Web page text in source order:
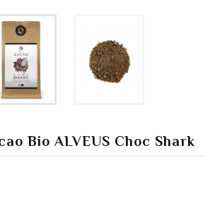
Bio ALVEUS Choc Shark